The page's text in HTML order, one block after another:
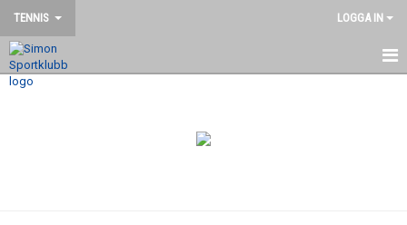
TENNIS LOGGA IN
HEM